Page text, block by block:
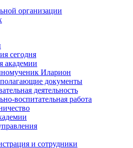
организации
сегодня
академии
Иларион
документы
деятельность
воспитательная работа
и сотрудники